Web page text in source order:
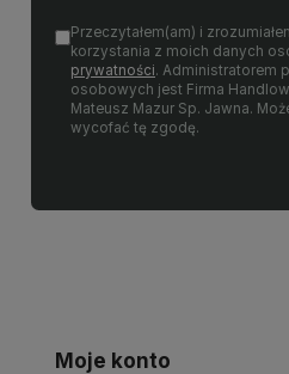
Przeczytałem(am) i
korzystania z moich danych
prywatności. Administratorem
osobowych jest Firma
Mateusz Mazur Sp. Jawna.
wycofać tę zgodę.
Moje konto